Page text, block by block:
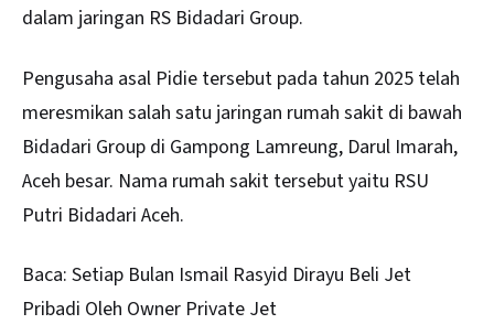
dalam jaringan RS Bidadari Group.
Pengusaha asal Pidie tersebut pada tahun 2025 telah
meresmikan salah satu jaringan rumah sakit di bawah
Bidadari Group di Gampong Lamreung, Darul Imarah,
Aceh besar. Nama rumah sakit tersebut yaitu RSU
Putri Bidadari Aceh.
Baca: Setiap Bulan Ismail Rasyid Dirayu Beli Jet
Pribadi Oleh Owner Private Jet